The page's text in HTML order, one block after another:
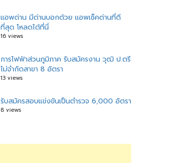
แอพด่าน มีด่านบอกด้วย แอพเช็คด่านที่ดี
ที่สุด โหลดได้ที่นี่
16 views
การไฟฟ้าส่วนภูมิภาค รับสมัครงาน วุฒิ ป.ตรี
ไม่จำกัดสาขา 8 อัตรา
13 views
รับสมัครสอบแข่งขันเป็นตำรวจ 6,000 อัตรา
8 views